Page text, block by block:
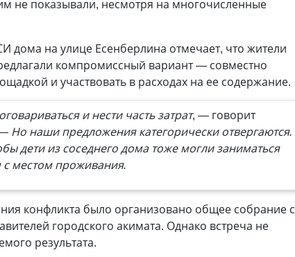
не показывали, несмотря на многочисленные
дома на улице Есенберлина отмечает, что жители
компромиссный вариант — совместно
и участвовать в расходах на ее содержание.
и нести часть затрат, — говорит
Но наши предложения категорически отвергаются.
дети из соседнего дома тоже могли заниматься
местом проживания.
конфликта было организовано общее собрание с
городского акимата. Однако встреча не
результата.